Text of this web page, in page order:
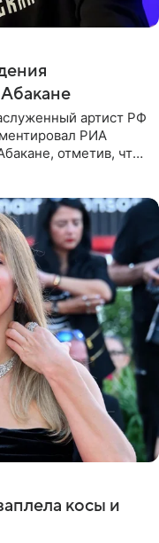
артист РФ
РИА
отметив, что
косы и